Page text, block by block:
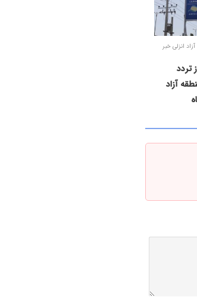
انزلی خبر
تردد
آزاد